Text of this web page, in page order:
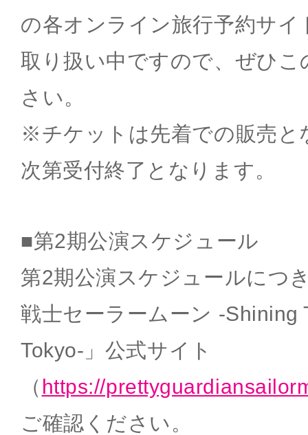
の各オンライン旅行予約サ
取り扱い中ですので、ぜひ
さい。
※チケットは先着での販売と
次第受付終了となります。
■第2期公演スケジュール
第2期公演スケジュールにつ
戦士セーラームーン -Shining
Tokyo-」公式サイト
（ https://
ご確認ください。